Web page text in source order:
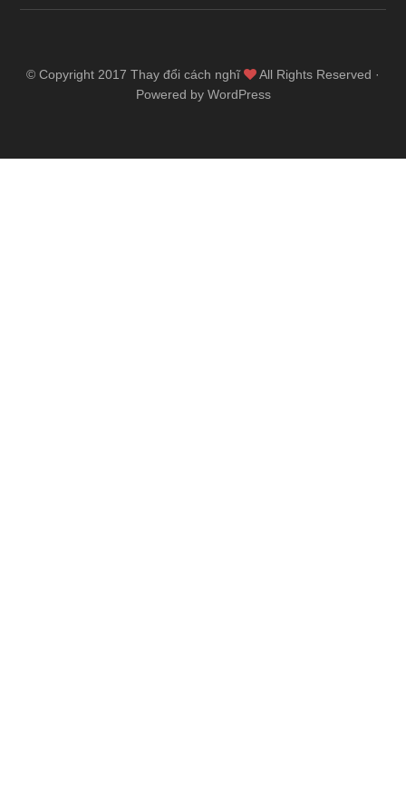
© Copyright 2017 Thay đổi cách nghĩ
All Rights Reserved ·
Powered by WordPress